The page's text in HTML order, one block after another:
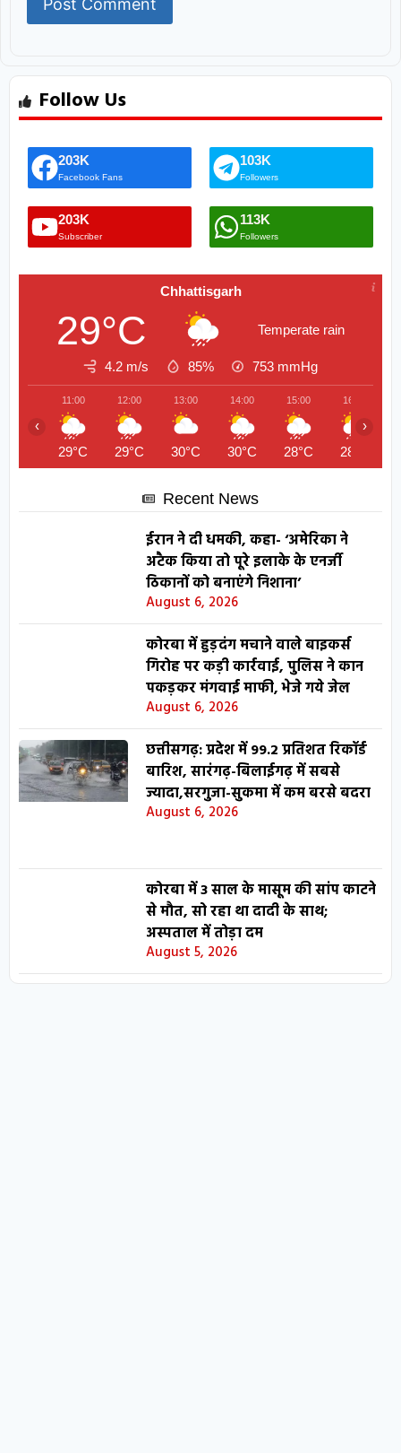
Follow Us
203K
Facebook Fans
103K
Followers
203K
Subscriber
113K
Followers
Chhattisgarh
29°C Temperate rain
4.2 m/s 85% 753 mmHg
11:00
29°C
12:00
29°C
13:00
30°C
14:00
30°C
15:00
28°C
16:00
28°C
‹ ›
Recent News
ईरान ने दी धमकी, कहा- ‘अमेरिका ने
अटैक किया तो पूरे इलाके के एनर्जी
ठिकानों को बनाएंगे निशाना’
August 6, 2026
कोरबा में हुड़दंग मचाने वाले बाइकर्स
गिरोह पर कड़ी कार्रवाई, पुलिस ने कान
पकड़कर मंगवाई माफी, भेजे गये जेल
August 6, 2026
छत्तीसगढ़: प्रदेश में 99.2 प्रतिशत रिकॉर्ड
बारिश, सारंगढ़-बिलाईगढ़ में सबसे
ज्यादा,सरगुजा-सुकमा में कम बरसे बदरा
August 6, 2026
कोरबा में 3 साल के मासूम की सांप काटने
से मौत, सो रहा था दादी के साथ;
अस्पताल में तोड़ा दम
August 5, 2026